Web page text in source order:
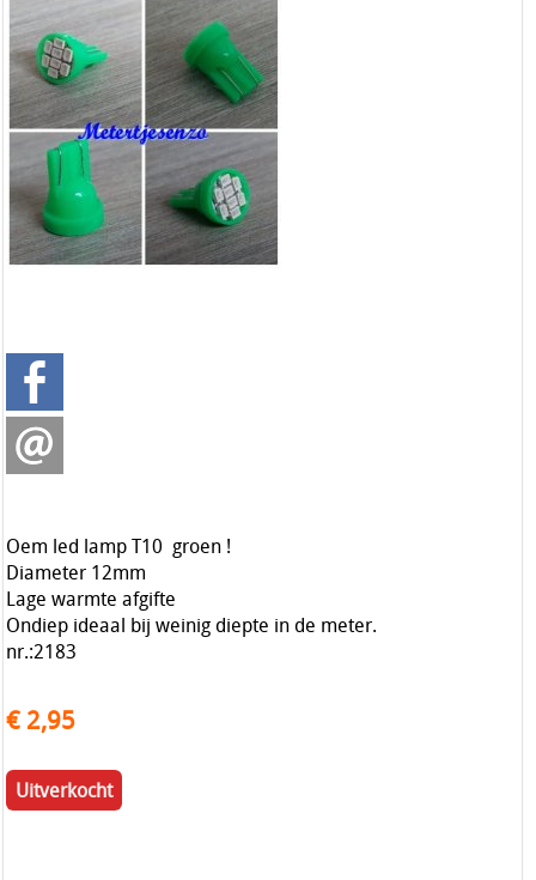
Oem led lamp T10 groen !
Diameter 12mm
Lage warmte afgifte
Ondiep ideaal bij weinig diepte in de meter.
nr.:2183
€ 2,95
Uitverkocht